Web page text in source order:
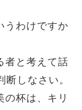
うわけですか
者と考えて話
断しなさい。
杯は、キリ